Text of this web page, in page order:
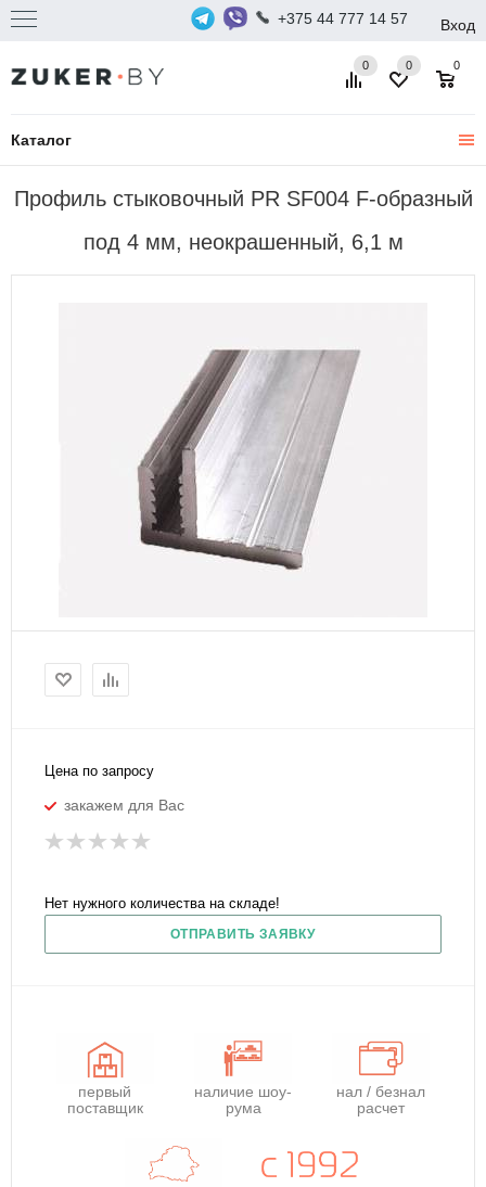
+375 44 777 14 57 Вход
Каталог
0 0
0
Профиль стыковочный PR SF004 F-образный
под 4 мм, неокрашенный, 6,1 м
Цена по запросу
закажем для Вас
Нет нужного количества на складе!
ОТПРАВИТЬ ЗАЯВКУ
первый
поставщик
наличие шоу-
рума
нал / безнал
расчет